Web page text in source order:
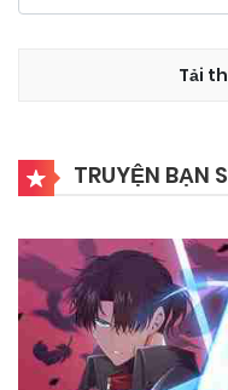
Tải
TRUYỆN BẠN